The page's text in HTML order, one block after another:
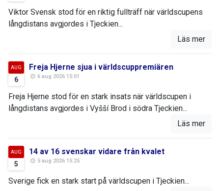
Viktor Svensk stod för en riktig fullträff när världscupens
långdistans avgjordes i Tjeckien...
Läs mer
AUG
6
Freja Hjerne sjua i världscuppremiären
6 aug 2026 15:01
Freja Hjerne stod för en stark insats när världscupen i
långdistans avgjordes i Vyšší Brod i södra Tjeckien...
Läs mer
AUG
5
14 av 16 svenskar vidare från kvalet
5 aug 2026 15:25
Sverige fick en stark start på världscupen i Tjeckien...